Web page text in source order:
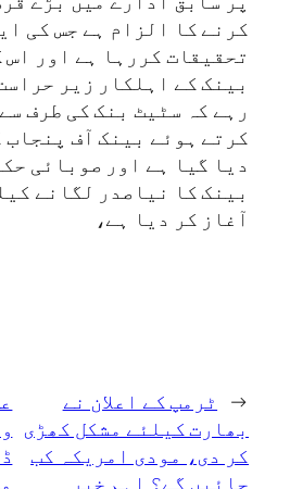
کرنے کا الزام ہے جس کی
تحقیقات کررہا ہے اور اس
بینک کے اہلکار زیر
رہے کہ سٹیٹ بنک کی طرف
کرتے ہوئے بینک آف پنجاب
دیا گیا ہے اور صوبائی
بینک کا نیاصدر لگانے
آغاز کر دیا ہے،
←
ٹرمپ کے اعلان نے
بھارت کیلئے مشکل کھڑی
کر دی، مودی امریکہ کب
جائیں گے؟ اہم خبر